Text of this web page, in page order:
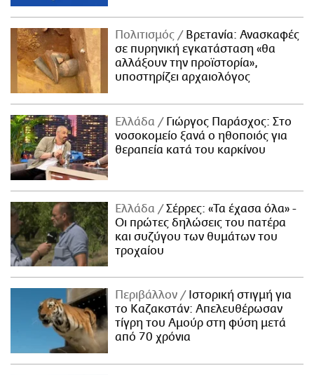
Πολιτισμός
Βρετανία: Ανασκαφές
σε πυρηνική εγκατάσταση «θα
αλλάξουν την προϊστορία»,
υποστηρίζει αρχαιολόγος
Ελλάδα
Γιώργος Παράσχος: Στο
νοσοκομείο ξανά ο ηθοποιός για
θεραπεία κατά του καρκίνου
Ελλάδα
Σέρρες: «Τα έχασα όλα» -
Οι πρώτες δηλώσεις του πατέρα
και συζύγου των θυμάτων του
τροχαίου
Περιβάλλον
Ιστορική στιγμή για
το Καζακστάν: Απελευθέρωσαν
τίγρη του Αμούρ στη φύση μετά
από 70 χρόνια